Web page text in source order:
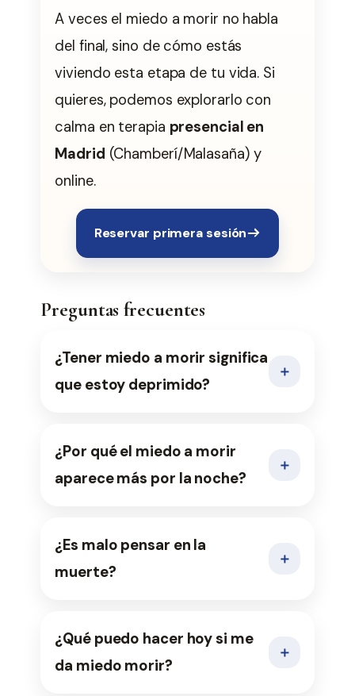
A veces el miedo a morir no habla
del final, sino de cómo estás
viviendo esta etapa de tu vida. Si
quieres, podemos explorarlo con
calma en terapia presencial en
Madrid (Chamberí/Malasaña) y
online.
Reservar primera sesión
Preguntas frecuentes
¿Tener miedo a morir significa
que estoy deprimido?
＋
¿Por qué el miedo a morir
aparece más por la noche?
＋
¿Es malo pensar en la
muerte?
＋
¿Qué puedo hacer hoy si me
da miedo morir?
＋